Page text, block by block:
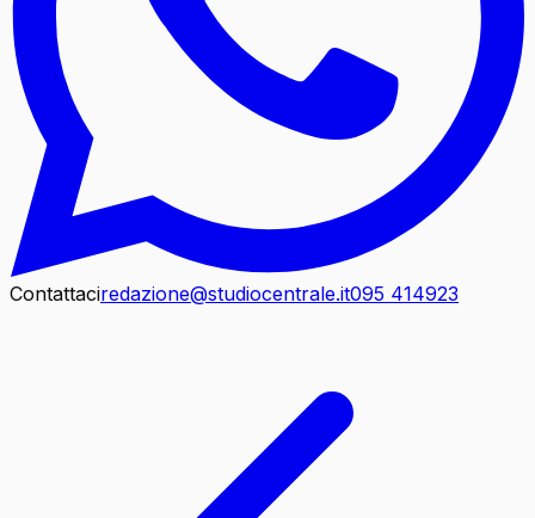
Contattaciredazione@studiocentrale.it095 414923